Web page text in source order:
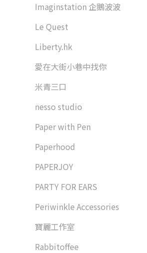
Imaginstation 企鵝波波
Le Quest
Liberty.hk
愛在大街小巷中找你
米青三口
nesso studio
Paper with Pen
Paperhood
PAPERJOY
PARTY FOR EARS
Periwinkle Accessories
寶麗工作室
Rabbitoffee